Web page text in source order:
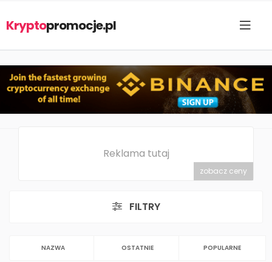
Kryptopromocje.pl
Reklama tutaj
zobacz ceny
FILTRY
NAZWA OSTATNIE POPULARNE